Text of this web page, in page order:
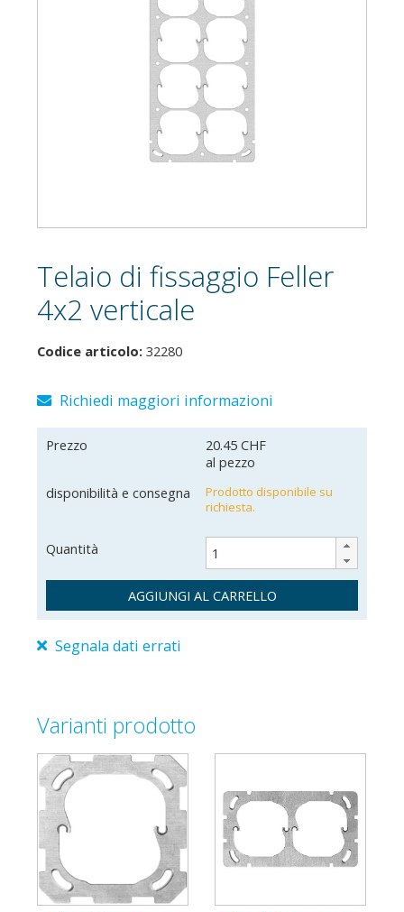
Telaio di fissaggio Feller
4x2 verticale
Codice articolo: 32280
Richiedi maggiori informazioni
Prezzo
20.45 CHF
al pezzo
disponibilità e consegna
Prodotto disponibile su
richiesta.
Quantità
AGGIUNGI AL CARRELLO
Segnala dati errati
Varianti prodotto